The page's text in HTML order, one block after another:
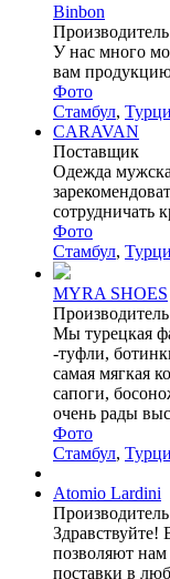
Binbon
Производитель
У нас много
вам
Фото
Стамбул,
CARAVAN
Поставщик
Одежда
сотрудничать
Фото
Стамбул,
MYRA SHOES
Производитель
Мы турецкая
-туфли,
самая мягкая
сапоги,
очень рады
Фото
Стамбул,
Atomio Lardini
Производитель
позволяют
поставки в